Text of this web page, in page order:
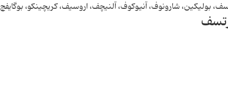
بولیکین، شارونوف، آنیوکوف، آلنیچف، اروسیف، کریچینکو، بوگایفچ